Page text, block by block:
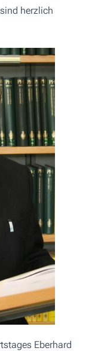
herzlich
Eberhard